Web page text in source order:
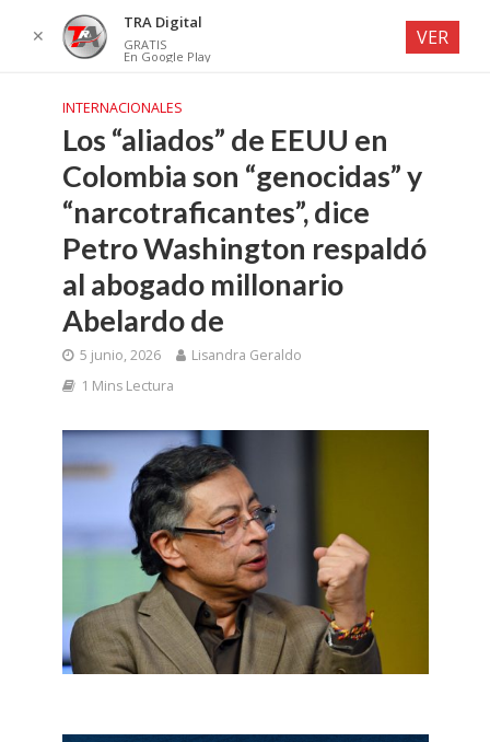
INTERNACIONALES
Los “aliados” de EEUU en
Colombia son “genocidas” y
“narcotraficantes”, dice
Petro Washington respaldó
al abogado millonario
Abelardo de
5 junio, 2026
Lisandra Geraldo
1 Mins Lectura
✕
TRA Digital
GRATIS
En Google Play
VER